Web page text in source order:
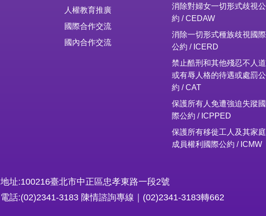
人權教育推廣
國際合作交流
國內合作交流
消除對婦女一切形式歧視公
約 / CEDAW
消除一切形式種族歧視國際
公約 / ICERD
禁止酷刑和其他殘忍不人道
或有辱人格的待遇或處罰公
約 / CAT
保護所有人免遭強迫失蹤國
際公約 / ICPPED
保護所有移徙工人及其家庭
成員權利國際公約 / ICMW
地址:100216臺北市中正區忠孝東路一段2號
電話:(02)2341-3183 陳情諮詢專線｜(02)2341-3183轉662